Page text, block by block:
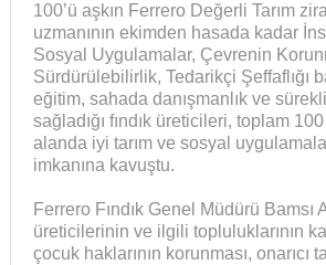
100’ü aşkın Ferrero Değerli Tarım
uzmanının ekimden hasada kadar
Sosyal Uygulamalar, Çevrenin
Sürdürülebilirlik, Tedarikçi Şeffaflığı
eğitim, sahada danışmanlık ve
sağladığı fındık üreticileri, toplam
alanda iyi tarım ve sosyal
imkanına kavuştu.
Ferrero Fındık Genel Müdürü Bamsı
üreticilerinin ve ilgili topluluklarının
çocuk haklarının korunması, onarıcı